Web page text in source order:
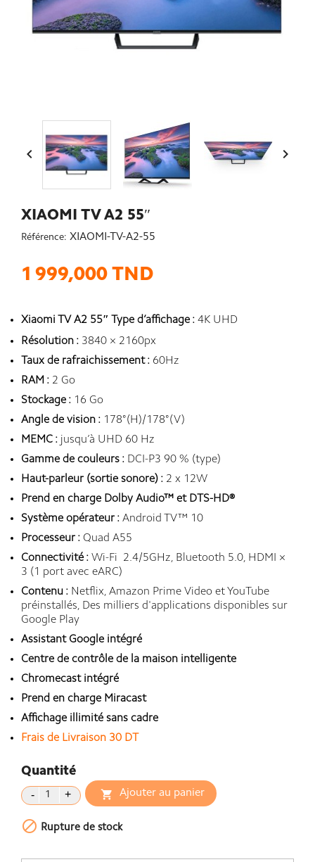
 
XIAOMI TV A2 55″
Référence: XIAOMI-TV-A2-55
1 999,000 TND
Xiaomi TV A2 55″ Type d’affichage : 4K UHD
Résolution : 3840 × 2160px
Taux de rafraichissement : 60Hz
RAM : 2 Go
Stockage : 16 Go
Angle de vision : 178°(H)/178°(V)
MEMC : jusqu’à UHD 60 Hz
Gamme de couleurs : DCI-P3 90 % (type)
Haut-parleur (sortie sonore) : 2 x 12W
Prend en charge Dolby Audio™ et DTS-HD®
Système opérateur : Android TV™ 10
Processeur : Quad A55
Connectivité : Wi-Fi 2.4/5GHz, Bluetooth 5.0, HDMI ×
3 (1 port avec eARC)
Contenu : Netflix, Amazon Prime Video et YouTube
préinstallés, Des milliers d'applications disponibles sur
Google Play
Assistant Google intégré
Centre de contrôle de la maison intelligente
Chromecast intégré
Prend en charge Miracast
Affichage illimité sans cadre
Frais de Livraison 30 DT
Quantité
 Ajouter au panier
 Rupture de stock